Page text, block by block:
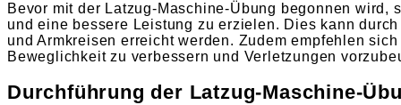
Bevor mit der Latzug-Maschine-Übung begonnen
und eine bessere Leistung zu erzielen. Dies kann
und Armkreisen erreicht werden. Zudem empfehlen
Beweglichkeit zu verbessern und Verletzungen
Durchführung der Latzug-Maschine-